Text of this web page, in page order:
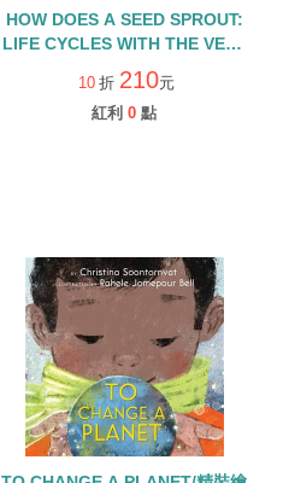
HOW DOES A SEED SPROUT:
LIFE CYCLES WITH THE VERY
HUNGRY CATERPILLAR/硬頁
書
10 折 210元
紅利 0 點